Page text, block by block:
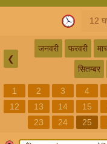
12
❮
जनवरी फरवरी
सितम्बर
1 2 3 4
12
13 14 15
23
24 25